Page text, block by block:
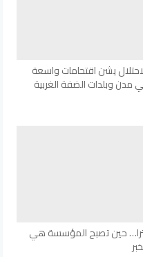
يشن اقتحامات واسعة
مدن وبلدات الضفة الغربية
حين تصبح المؤسسة هي